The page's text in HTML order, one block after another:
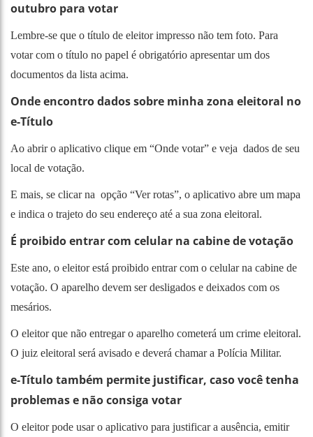
outubro para votar
Lembre-se que o título de eleitor impresso não tem foto. Para
votar com o título no papel é obrigatório apresentar um dos
documentos da lista acima.
Onde encontro dados sobre minha zona eleitoral no
e-Título
Ao abrir o aplicativo clique em “Onde votar” e veja dados de seu
local de votação.
E mais, se clicar na opção “Ver rotas”, o aplicativo abre um mapa
e indica o trajeto do seu endereço até a sua zona eleitoral.
É proibido entrar com celular na cabine de votação
Este ano, o eleitor está proibido entrar com o celular na cabine de
votação. O aparelho devem ser desligados e deixados com os
mesários.
O eleitor que não entregar o aparelho cometerá um crime eleitoral.
O juiz eleitoral será avisado e deverá chamar a Polícia Militar.
e-Título também permite justificar, caso você tenha
problemas e não consiga votar
O eleitor pode usar o aplicativo para justificar a ausência, emitir